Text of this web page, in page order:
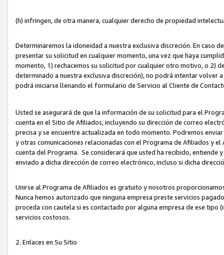
(h) infringen, de otra manera, cualquier derecho de propiedad
Determinaremos la idoneidad a nuestra exclusiva discreción. En caso
presentar su solicitud en cualquier momento, una vez que haya
momento, 1) rechacemos su solicitud por cualquier otro motivo, o 2)
determinado a nuestra exclusiva discreción), no podrá intentar volver
podrá iniciarse llenando el formulario de Servicio al Cliente de
Usted se asegurará de que la información de su solicitud para el
cuenta en el Sitio de Afiliados, incluyendo su dirección de correo
precisa y se encuentre actualizada en todo momento. Podremos
y otras comunicaciones relacionadas con el Programa de Afiliados y
cuenta del Programa. Se considerará que usted ha recibido, entiende
enviado a dicha dirección de correo electrónico, incluso si dicha
Unirse al Programa de Afiliados es gratuito y nosotros
Nunca hemos autorizado que ninguna empresa preste servicios
proceda con cautela si es contactado por alguna empresa de ese
servicios costosos.
2. Enlaces en Su Sitio